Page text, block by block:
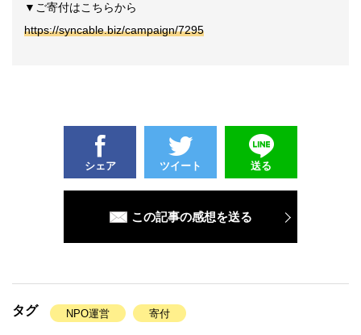
▼ご寄付はこちらから
https://syncable.biz/campaign/7295
シェア ツイート 送る
この記事の感想を送る
タグ NPO運営 寄付